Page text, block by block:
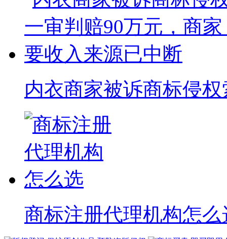
内衣商家被诉商标侵
商标注册代理机构怎么